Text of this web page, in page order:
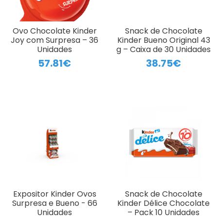
Ovo Chocolate Kinder
Joy com Surpresa – 36
Unidades
57.81€
Snack de Chocolate
Kinder Bueno Original 43
g – Caixa de 30 Unidades
38.75€
Expositor Kinder Ovos
Surpresa e Bueno - 66
Unidades
Snack de Chocolate
Kinder Délice Chocolate
– Pack 10 Unidades